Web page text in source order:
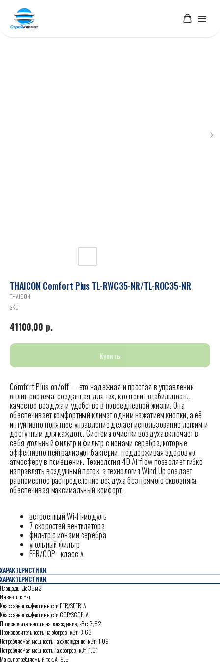
THAICON Comfort Plus TL-RWC35-NR/TL-ROC35-NR
THAICON
SKU:
41100,00 р.
Купить
Comfort Plus on/off — это надежная и простая в управлении
сплит-система, созданная для тех, кто ценит стабильность,
качество воздуха и удобство в повседневной жизни. Она
обеспечивает комфортный климат одним нажатием кнопки, а её
интуитивно понятное управление делает использование лёгким и
доступным для каждого. Система очистки воздуха включает в
себя угольный фильтр и фильтр с ионами серебра, которые
эффективно нейтрализуют бактерии, поддерживая здоровую
атмосферу в помещении. Технология 4D Airflow позволяет гибко
направлять воздушный поток, а технология Wind Up создает
равномерное распределение воздуха без прямого сквозняка,
обеспечивая максимальный комфорт.
встроенный Wi-Fi-модуль
7 скоростей вентилятора
фильтр с ионами серебра
угольный фильтр
EER/COP - класс А
ХАРАКТЕРИСТИКИ
ХАРАКТЕРИСТИКИ
Площадь: До 35м2
Инвертор: Нет
Класс энергоэффективности EER/SEER: А
Класс энергоэффективности COP/SCOP: А
Производительность на охлаждение, кВт: 3,52
Производительность на обогрев, кВт: 3,66
Потребляемая мощность на охлаждение, кВт: 1,09
Потребляемая мощность на обогрев, кВт: 1,01
Макс. потребляемый ток, А: 9,5